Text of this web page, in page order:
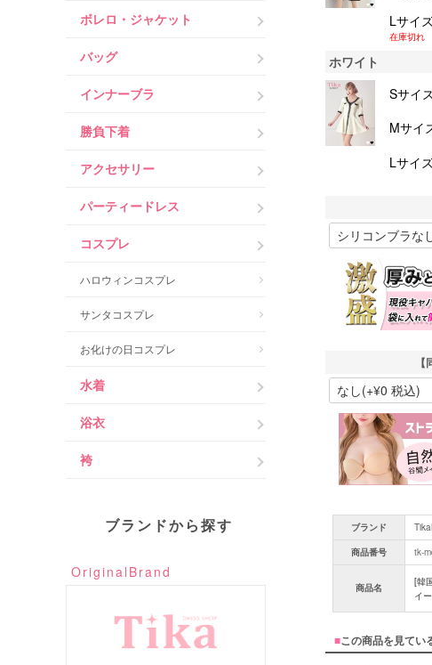
ボレロ・ジャケット
バッグ
インナーブラ
勝負下着
アクセサリー
パーティードレス
コスプレ
ハロウィンコスプレ
サンタコスプレ
お化けの日コスプレ
水着
浴衣
袴
ブランドから探す
OriginalBrand
Lサイ
在庫切れ
ホワイト
Sサイ
Mサイ
Lサイ
ブランド
商品番号
tk-
商品名
[韓
イ
■この商品を見てい